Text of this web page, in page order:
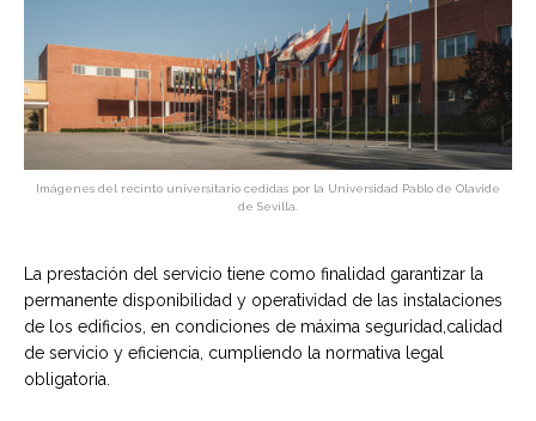
Imágenes del recinto universitario cedidas por la Universidad Pablo de Olavide
de Sevilla.
La prestación del servicio tiene como finalidad garantizar la
permanente disponibilidad y operatividad de las instalaciones
de los edificios, en condiciones de máxima seguridad,calidad
de servicio y eficiencia, cumpliendo la normativa legal
obligatoria.